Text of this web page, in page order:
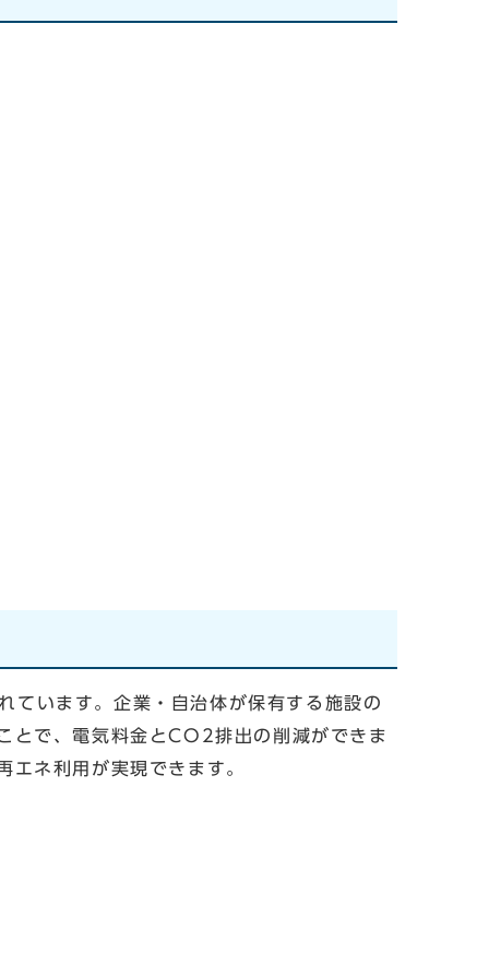
ます。企業・自治体が保有する施設の
とで、電気料金とCO2排出の削減ができま
ネ利用が実現できます。